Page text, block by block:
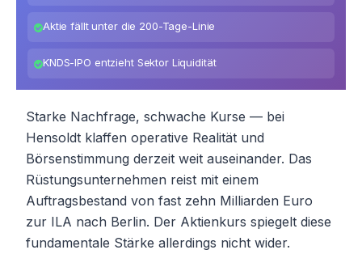
Aktie fällt unter die 200-Tage-Linie
KNDS-IPO entzieht Sektor Liquidität
Starke Nachfrage, schwache Kurse — bei
Hensoldt klaffen operative Realität und
Börsenstimmung derzeit weit auseinander. Das
Rüstungsunternehmen reist mit einem
Auftragsbestand von fast zehn Milliarden Euro
zur ILA nach Berlin. Der Aktienkurs spiegelt diese
fundamentale Stärke allerdings nicht wider.